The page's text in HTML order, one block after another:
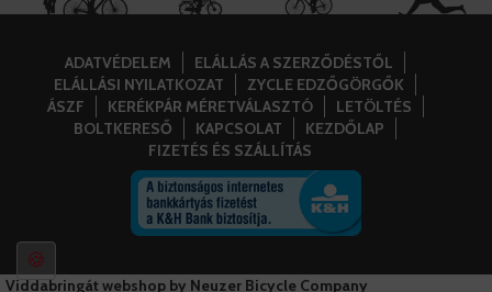
🍪
ADATVÉDELEM
ELÁLLÁS A SZERZŐDÉSTŐL
ELÁLLÁSI NYILATKOZAT
ZYCLE EDZŐGÖRGŐK
ÁSZF
KERÉKPÁR MÉRETVÁLASZTÓ
LETÖLTÉS
BOLTKERESŐ
KAPCSOLAT
KEZDŐLAP
FIZETÉS ÉS SZÁLLÍTÁS
Viddabringát webshop by Neuzer Bicycle Company